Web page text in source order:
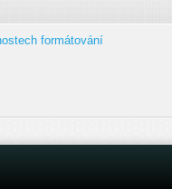
formátování